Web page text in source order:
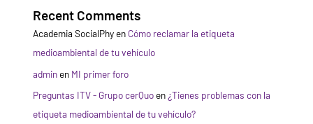
Recent Comments
Academia SocialPhyen Cómo reclamar la etiqueta
medioambiental de tu vehículo
adminen MI primer foro
Preguntas ITV - Grupo cerQuoen ¿Tienes problemas con la
etiqueta medioambiental de tu vehículo?